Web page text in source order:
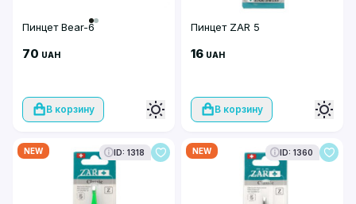
Пинцет Bear-6
70 UAH
В корзину
Пинцет ZAR 5
16 UAH
В корзину
NEW ID: 1318 NEW ID: 1360